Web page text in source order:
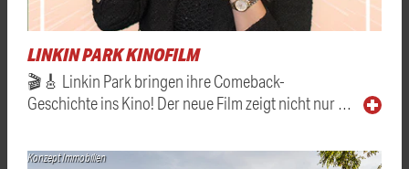
LINKIN PARK KINOFILM
🎬🎸 Linkin Park bringen ihre Comeback-
Geschichte ins Kino! Der neue Film zeigt nicht nur …
Konzept Immobilien